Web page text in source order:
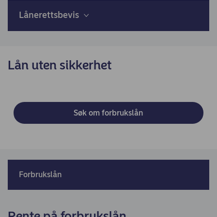
Lånerettsbevis
Lån uten sikkerhet
Søk om forbrukslån
Forbrukslån